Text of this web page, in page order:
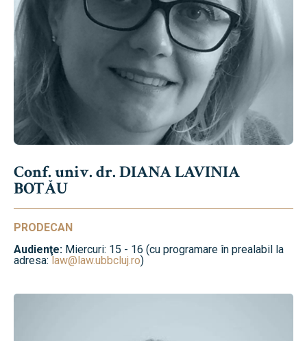
Conf. univ. dr. DIANA LAVINIA
BOTĂU
PRODECAN
Audienţe: Miercuri: 15 - 16 (cu programare în prealabil la
adresa: law@law.ubbcluj.ro)